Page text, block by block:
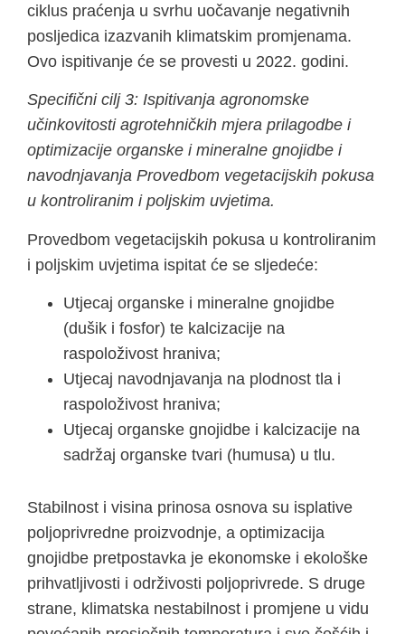
ciklus praćenja u svrhu uočavanje negativnih
posljedica izazvanih klimatskim promjenama.
Ovo ispitivanje će se provesti u 2022. godini.
Specifični cilj 3: Ispitivanja agronomske
učinkovitosti agrotehničkih mjera prilagodbe i
optimizacije organske i mineralne gnojidbe i
navodnjavanja Provedbom vegetacijskih pokusa
u kontroliranim i poljskim uvjetima.
Provedbom vegetacijskih pokusa u kontroliranim
i poljskim uvjetima ispitat će se sljedeće:
Utjecaj organske i mineralne gnojidbe
(dušik i fosfor) te kalcizacije na
raspoloživost hraniva;
Utjecaj navodnjavanja na plodnost tla i
raspoloživost hraniva;
Utjecaj organske gnojidbe i kalcizacije na
sadržaj organske tvari (humusa) u tlu.
Stabilnost i visina prinosa osnova su isplative
poljoprivredne proizvodnje, a optimizacija
gnojidbe pretpostavka je ekonomske i ekološke
prihvatljivosti i održivosti poljoprivrede. S druge
strane, klimatska nestabilnost i promjene u vidu